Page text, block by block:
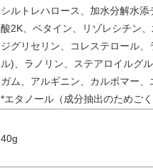
シルトレハロース、加水分解水
酸2K、ベタイン、リゾレシチン
ジグリセリン、コレステロール
ル)、ラノリン、ステアロイルグ
ガム、アルギニン、カルボマー
*エタノール（成分抽出のためご
40g